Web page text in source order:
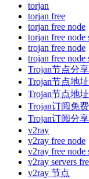
torjan
torjan free
torjan free node
torjan free node
trojan free node
trojan free node
Trojan节点分享
Trojan节点地
Trojan节点地
Trojan订阅免
Trojan订阅分享
v2ray
v2ray free node
v2ray free node
v2ray servers
v2ray 节点